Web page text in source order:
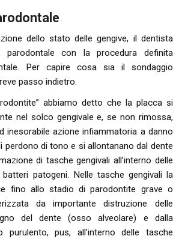
dello stato delle gengive, il dentista
parodontale con la procedura definita
Per capire cosa sia il sondaggio
passo indietro.
abbiamo detto che la placca si
nel solco gengivale e, se non rimossa,
inesorabile azione infiammatoria a danno
perdono di tono e si allontanano dal dente
di tasche gengivali all’interno delle
patogeni. Nelle tasche gengivali la
fino allo stadio di parodontite grave o
da importante distruzione delle
del dente (osso alveolare) e dalla
purulento, pus, all’interno delle tasche